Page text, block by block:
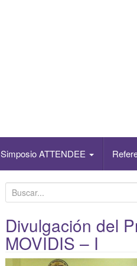
Simposio ATTENDEE
u
s
c
a
Divulgación del
MOVIDIS – I